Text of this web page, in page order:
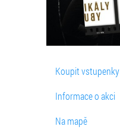
Koupit vstupenky
Informace o akci
Na mapě